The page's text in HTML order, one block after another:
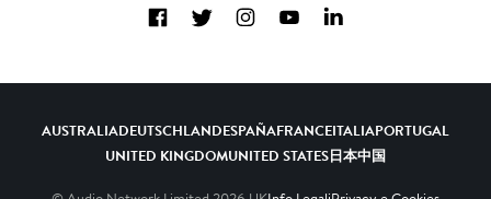
FacebookTwitterInstagramYouTubeLinkedIn
AUSTRALIADEUTSCHLANDESPAÑAFRANCEITALIAPORTUGAL
UNITED KINGDOMUNITED STATES日本中国